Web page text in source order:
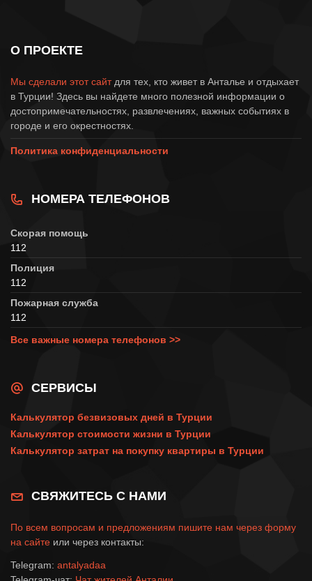
О ПРОЕКТЕ
Мы сделали этот сайтдля тех, кто живет в Анталье и отдыхает
в Турции! Здесь вы найдете много полезной информации о
достопримечательностях, развлечениях, важных событиях в
городе и его окрестностях.
Политика конфиденциальности
НОМЕРА ТЕЛЕФОНОВ
Скорая помощь
112
Полиция
112
Пожарная служба
112
Все важные номера телефонов >>
СЕРВИСЫ
Калькулятор безвизовых дней в Турции
Калькулятор стоимости жизни в Турции
Калькулятор затрат на покупку квартиры в Турции
СВЯЖИТЕСЬ С НАМИ
По всем вопросам и предложениям пишите нам через форму
на сайте или через контакты:
Telegram: antalyadaa